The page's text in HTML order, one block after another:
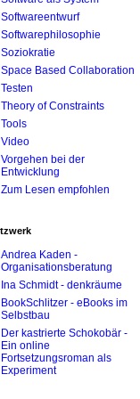
Softwareentwurf
Softwarephilosophie
Soziokratie
Space Based Collaboration
Testen
Theory of Constraints
Tools
Video
Vorgehen bei der
Entwicklung
Zum Lesen empfohlen
Andrea Kaden -
Organisationsberatung
Ina Schmidt - denkräume
BookSchlitzer - eBooks im
Selbstbau
Der kastrierte Schokobär -
Ein online
Fortsetzungsroman als
Experiment